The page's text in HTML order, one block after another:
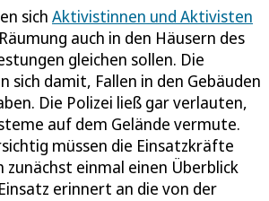
sich Aktivistinnen und Aktivisten
auch in den Häusern des
gleichen sollen. Die
sich damit, Fallen in den Gebäuden
Die Polizei ließ gar verlauten,
auf dem Gelände vermute.
müssen die Einsatzkräfte
zunächst einmal einen Überblick
erinnert an die von der